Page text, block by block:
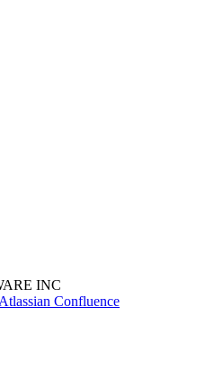
INC
Atlassian Confluence